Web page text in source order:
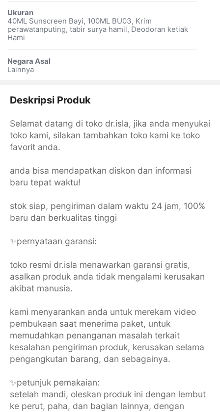
Ukuran
40ML Sunscreen Bayi, 100ML BU03, Krim
perawatanputing, tabir surya hamil, Deodoran ketiak
Hami
Negara Asal
Lainnya
Deskripsi Produk
Selamat datang di toko dr.isla, jika anda menyukai
toko kami, silakan tambahkan toko kami ke toko
favorit anda.
anda bisa mendapatkan diskon dan informasi
baru tepat waktu!
stok siap, pengiriman dalam waktu 24 jam, 100%
baru dan berkualitas tinggi
✨️pernyataan garansi:
toko resmi dr.isla menawarkan garansi gratis,
asalkan produk anda tidak mengalami kerusakan
akibat manusia.
kami menyarankan anda untuk merekam video
pembukaan saat menerima paket, untuk
memudahkan penanganan masalah terkait
kesalahan pengiriman produk, kerusakan selama
pengangkutan barang, dan sebagainya.
✨️petunjuk pemakaian:
setelah mandi, oleskan produk ini dengan lembut
ke perut, paha, dan bagian lainnya, dengan